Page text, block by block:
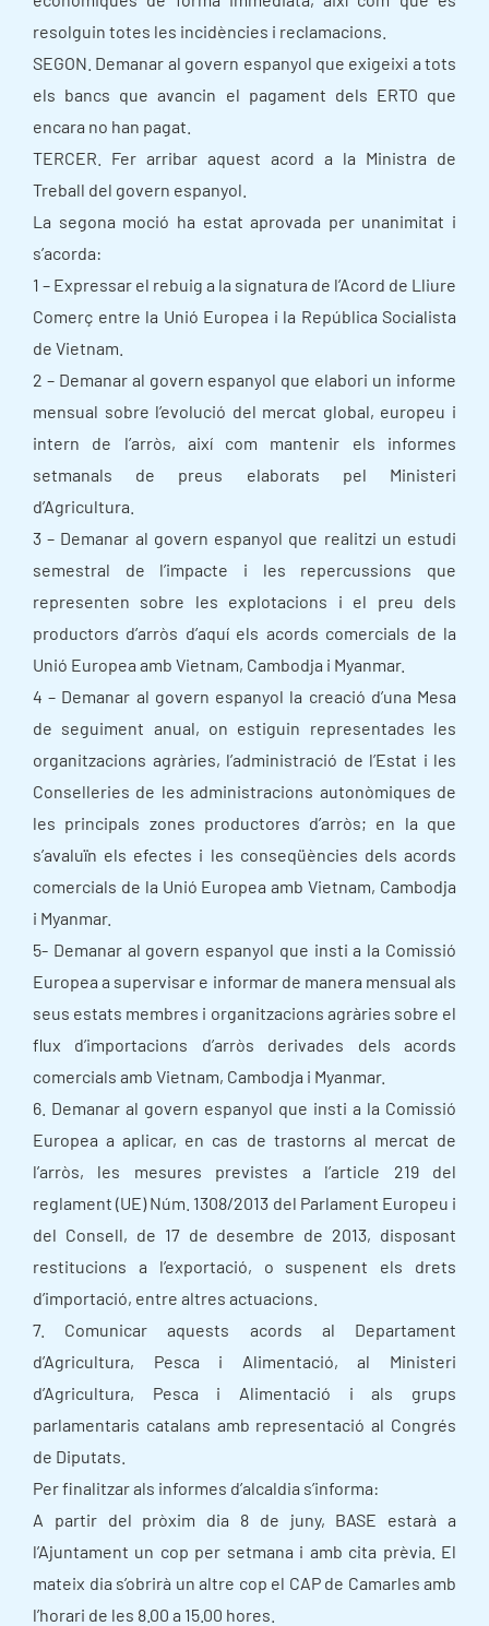
resolguin totes les incidències i reclamacions.
SEGON. Demanar al govern espanyol que exigeixi a tots
els bancs que avancin el pagament dels ERTO que
encara no han pagat.
TERCER. Fer arribar aquest acord a la Ministra de
Treball del govern espanyol.
La segona moció ha estat aprovada per unanimitat i
s’acorda:
1 – Expressar el rebuig a la signatura de l’Acord de Lliure
Comerç entre la Unió Europea i la República Socialista
de Vietnam.
2 – Demanar al govern espanyol que elabori un informe
mensual sobre l’evolució del mercat global, europeu i
intern de l’arròs, així com mantenir els informes
setmanals de preus elaborats pel Ministeri
d’Agricultura.
3 – Demanar al govern espanyol que realitzi un estudi
semestral de l’impacte i les repercussions que
representen sobre les explotacions i el preu dels
productors d’arròs d’aquí els acords comercials de la
Unió Europea amb Vietnam, Cambodja i Myanmar.
4 – Demanar al govern espanyol la creació d’una Mesa
de seguiment anual, on estiguin representades les
organitzacions agràries, l’administració de l’Estat i les
Conselleries de les administracions autonòmiques de
les principals zones productores d’arròs; en la que
s’avaluïn els efectes i les conseqüències dels acords
comercials de la Unió Europea amb Vietnam, Cambodja
i Myanmar.
5- Demanar al govern espanyol que insti a la Comissió
Europea a supervisar e informar de manera mensual als
seus estats membres i organitzacions agràries sobre el
flux d’importacions d’arròs derivades dels acords
comercials amb Vietnam, Cambodja i Myanmar.
6. Demanar al govern espanyol que insti a la Comissió
Europea a aplicar, en cas de trastorns al mercat de
l’arròs, les mesures previstes a l’article 219 del
reglament (UE) Núm. 1308/2013 del Parlament Europeu i
del Consell, de 17 de desembre de 2013, disposant
restitucions a l’exportació, o suspenent els drets
d’importació, entre altres actuacions.
7. Comunicar aquests acords al Departament
d’Agricultura, Pesca i Alimentació, al Ministeri
d’Agricultura, Pesca i Alimentació i als grups
parlamentaris catalans amb representació al Congrés
de Diputats.
Per finalitzar als informes d’alcaldia s’informa:
A partir del pròxim dia 8 de juny, BASE estarà a
l’Ajuntament un cop per setmana i amb cita prèvia. El
mateix dia s’obrirà un altre cop el CAP de Camarles amb
l’horari de les 8.00 a 15.00 hores.